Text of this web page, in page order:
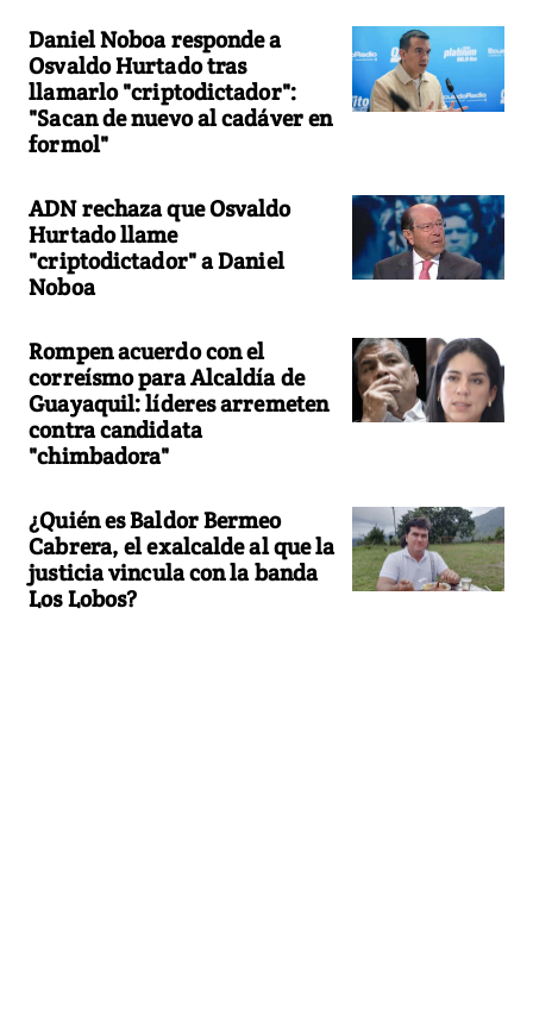
Daniel Noboa responde a
Osvaldo Hurtado tras
llamarlo "criptodictador":
"Sacan de nuevo al cadáver en
formol"
ADN rechaza que Osvaldo
Hurtado llame
"criptodictador" a Daniel
Noboa
Rompen acuerdo con el
correísmo para Alcaldía de
Guayaquil: líderes arremeten
contra candidata
"chimbadora"
¿Quién es Baldor Bermeo
Cabrera, el exalcalde al que la
justicia vincula con la banda
Los Lobos?